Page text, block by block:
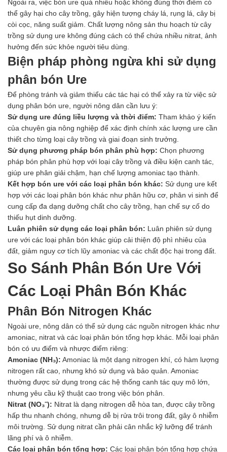
Ngoài ra, việc bón ure quá nhiều hoặc không đúng thời điểm có
thể gây hại cho cây trồng, gây hiện tượng cháy lá, rụng lá, cây bị
còi cọc, năng suất giảm. Chất lượng nông sản thu hoạch từ cây
trồng sử dụng ure không đúng cách có thể chứa nhiều nitrat, ảnh
hưởng đến sức khỏe người tiêu dùng.
Biện pháp phòng ngừa khi sử dụng
phân bón Ure
Để phòng tránh và giảm thiểu các tác hại có thể xảy ra từ việc sử
dụng phân bón ure, người nông dân cần lưu ý:
Sử dụng ure đúng liều lượng và thời điểm: Tham khảo ý kiến
của chuyên gia nông nghiệp để xác định chính xác lượng ure cần
thiết cho từng loại cây trồng và giai đoạn sinh trưởng.
Sử dụng phương pháp bón phân phù hợp: Chọn phương
pháp bón phân phù hợp với loại cây trồng và điều kiện canh tác,
giúp ure phân giải chậm, hạn chế lượng amoniac tạo thành.
Kết hợp bón ure với các loại phân bón khác: Sử dụng ure kết
hợp với các loại phân bón khác như phân hữu cơ, phân vi sinh để
cung cấp đa dạng dưỡng chất cho cây trồng, hạn chế sự cố do
thiếu hụt dinh dưỡng.
Luân phiên sử dụng các loại phân bón: Luân phiên sử dụng
ure với các loại phân bón khác giúp cải thiện độ phì nhiêu của
đất, giảm nguy cơ tích lũy amoniac và các chất độc hại trong đất.
So Sánh Phân Bón Ure Với
Các Loại Phân Bón Khác
Phân Bón Nitrogen Khác
Ngoài ure, nông dân có thể sử dụng các nguồn nitrogen khác như
amoniac, nitrat và các loại phân bón tổng hợp khác. Mỗi loại phân
bón có ưu điểm và nhược điểm riêng:
Amoniac (NH₃): Amoniac là một dạng nitrogen khí, có hàm lượng
nitrogen rất cao, nhưng khó sử dụng và bảo quản. Amoniac
thường được sử dụng trong các hệ thống canh tác quy mô lớn,
nhưng yêu cầu kỹ thuật cao trong việc bón phân.
Nitrat (NO₃⁻): Nitrat là dạng nitrogen dễ hòa tan, được cây trồng
hấp thu nhanh chóng, nhưng dễ bị rửa trôi trong đất, gây ô nhiễm
môi trường. Sử dụng nitrat cần phải cân nhắc kỹ lưỡng để tránh
lãng phí và ô nhiễm.
Các loại phân bón tổng hợp: Các loại phân bón tổng hợp chứa